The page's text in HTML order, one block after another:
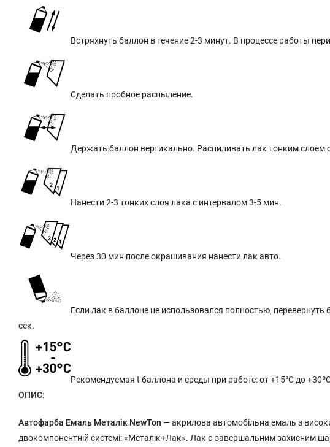
Встряхнуть баллон в течение 2-3 минут. В процессе работы
Сделать пробное распыление.
Держать баллон вертикально. Распиливать лак тонким слоем
Нанести 2-3 тонких слоя лака с интервалом 3-5 мин.
Через 30 мин после окрашивания нанести лак авто.
Если лак в баллоне не использовался полностью,
сек.
Рекомендуемая t баллона и среды при работе: от +15°C до
ОПИС:
Автофарба Емаль Металік NewTon — акрилова автомобільна емаль з
двокомпонентній системі: «Металік+Лак». Лак є завершальним захисним